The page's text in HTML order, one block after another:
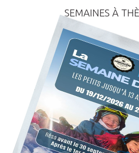
SEMAINES À